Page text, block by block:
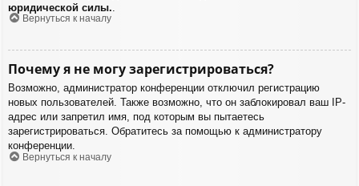
юридической силы.
Вернуться к началу
Почему я не могу зарегистрироваться?
Возможно, администратор конференции отключил регистрацию
новых пользователей. Также возможно, что он заблокировал ваш IP-
адрес или запретил имя, под которым вы пытаетесь
зарегистрироваться. Обратитесь за помощью к администратору
конференции.
Вернуться к началу